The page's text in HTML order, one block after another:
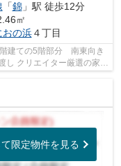
「錦」駅 徒歩12分
㎡
おの浜４丁目
建ての5階部分 南東向き
し クリエイター厳選の家具
限定物件を見る